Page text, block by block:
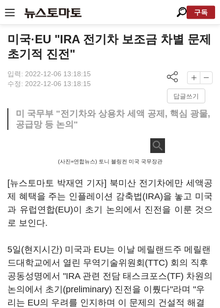
구독
미국·EU "IRA 전기차 보조금 차별 문제
초기적 진전"
입력: 2022-12-06 13:18:15
수정: 2022-12-06 13:18:15
답글쓰기
미 국무부 "전기차와 상용차 세액 공제, 핵심 광물,
공급망 등 논의"
(사진=연합뉴스) 토니 블링컨 미국 국무장관
[뉴스토마토 박재연 기자] 북미산 전기차에만 세액공
제 혜택을 주는 인플레이션 감축법(IRA)을 놓고 미국
과 유럽연합(EU)이 초기 논의에서 진전을 이룬 것으
로 보인다.
5일(현지시간) 미국과 EU는 이날 메릴랜드주 메릴랜
드대학교에서 열린 무역기술위원회(TTC) 회의 직후
공동성명에서 "IRA 관련 전담 태스크포스(TF) 차원의
논의에서 초기(preliminary) 진전을 이뤘다"라며 "우
리는 EU의 우려를 인지하며 이 문제의 건설적 해결